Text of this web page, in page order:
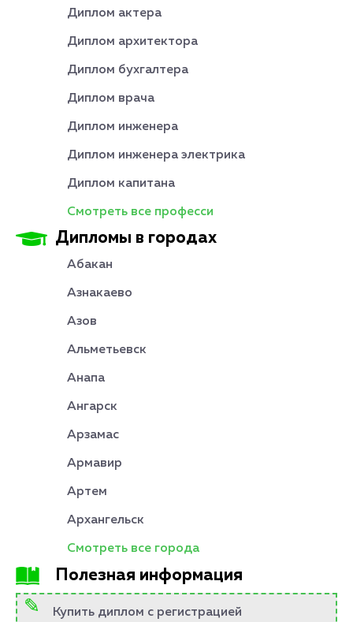
Диплом актера
Диплом архитектора
Диплом бухгалтера
Диплом врача
Диплом инженера
Диплом инженера электрика
Диплом капитана
Смотреть все професси
Дипломы в городах
Абакан
Азнакаево
Азов
Альметьевск
Анапа
Ангарск
Арзамас
Армавир
Артем
Архангельск
Смотреть все города
Полезная информация
Купить диплом с регистрацией